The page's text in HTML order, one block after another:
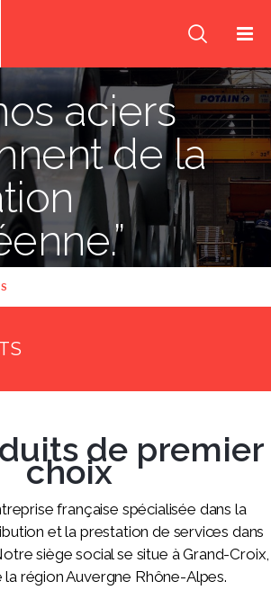
aciers
de la
de premier
choix
française spécialisée dans la
et la prestation de services dans
siège social se situe à Grand-Croix,
région Auvergne Rhône-Alpes.